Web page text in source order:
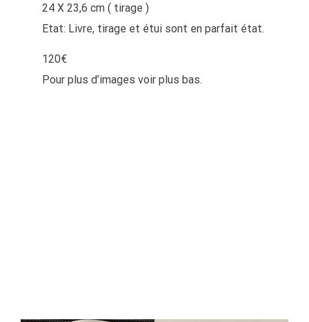
24 X 23,6 cm ( tirage )
Etat: Livre, tirage et étui sont en parfait état.
120€
Pour plus d’images voir plus bas.